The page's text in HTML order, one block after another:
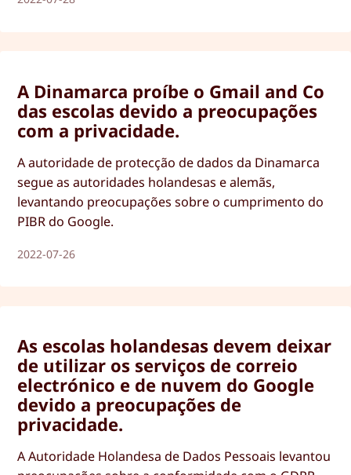
A Dinamarca proíbe o Gmail and Co
das escolas devido a preocupações
com a privacidade.
A autoridade de protecção de dados da Dinamarca
segue as autoridades holandesas e alemãs,
levantando preocupações sobre o cumprimento do
PIBR do Google.
2022-07-26
As escolas holandesas devem deixar
de utilizar os serviços de correio
electrónico e de nuvem do Google
devido a preocupações de
privacidade.
A Autoridade Holandesa de Dados Pessoais levantou